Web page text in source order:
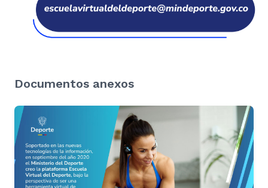
Documentos anexos